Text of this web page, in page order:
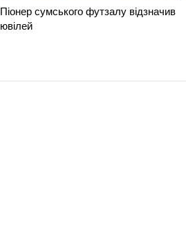
Піонер сумського футзалу відзначив
ювілей